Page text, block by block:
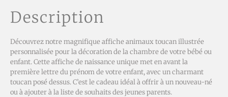
Description
Découvrez notre magnifique affiche animaux toucan illustrée
personnalisée pour la décoration de la chambre de votre bébé ou
enfant. Cette affiche de naissance unique met en avant la
première lettre du prénom de votre enfant, avec un charmant
toucan posé dessus. C’est le cadeau idéal à offrir à un nouveau-né
ou à ajouter à la liste de souhaits des jeunes parents.